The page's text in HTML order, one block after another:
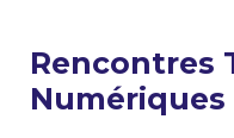
Rencontres
Numériques